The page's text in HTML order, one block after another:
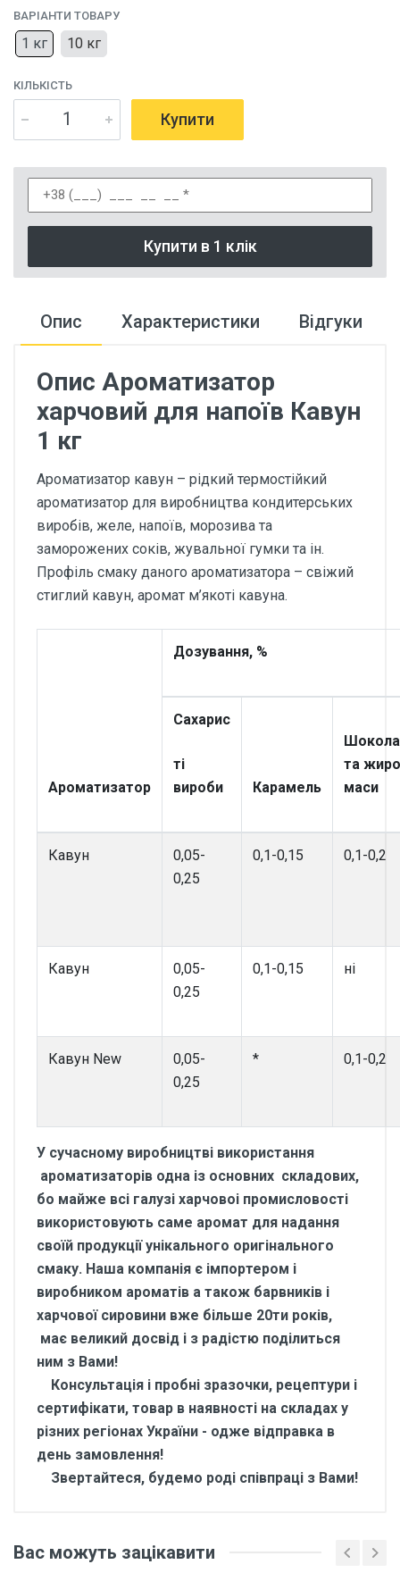
ВАРІАНТИ ТОВАРУ
1 кг 10 кг
КІЛЬКІСТЬ
Купити
Купити в 1 клік
Опис Характеристики Відгуки
Опис Ароматизатор
харчовий для напоїв Кавун
1 кг
Ароматизатор кавун – рідкий термостійкий
ароматизатор для виробництва кондитерських
виробів, желе, напоїв, морозива та
заморожених соків, жувальної гумки та ін.
Профіль смаку даного ароматизатора – свіжий
стиглий кавун, аромат м’якоті кавуна.
Ароматизатор
Дозування, %
Сахарис
ті
вироби
Карамель
та
маси
Кавун
0,05-
0,25
0,1-0,15 0,1-0,2
Кавун
0,05-
0,25
0,1-0,15 ні
Кавун New
0,05-
0,25
* 0,1-0,2
У сучасному виробництві використання
ароматизаторів одна із основних складових,
бо майже всі галузі харчовоі промисловості
використовують саме аромат для надання
своїй продукції унікального оригінального
смаку. Наша компанія є імпортером і
виробником ароматів а також барвників і
харчової сировини вже більше 20ти років,
має великий досвід і з радістю поділиться
ним з Вами!
Консультація і пробні зразочки, рецептури і
сертифікати, товар в наявності на складах у
різних регіонах України - одже відправка в
день замовлення!
Звертайтеся, будемо роді співпраці з Вами!
для напоїв Кавун 1 кг
Вас можуть зацікавити